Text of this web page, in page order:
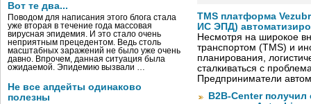
Вот те два...
Поводом для написания этого блога стала
уже вторая в течение года массовая
вирусная эпидемия. И это стало очень
неприятным прецедентом. Ведь столь
масштабных заражений не было уже очень
давно. Впрочем, данная ситуация была
ожидаемой. Эпидемию вызвали …
Не все апдейты одинаково
полезны
TMS платформа
ИС ЭПД)
Несмотря на широкое
транспортом (TMS) и
планирования,
сталкиваться с
Предприниматели
B2B-Center получил